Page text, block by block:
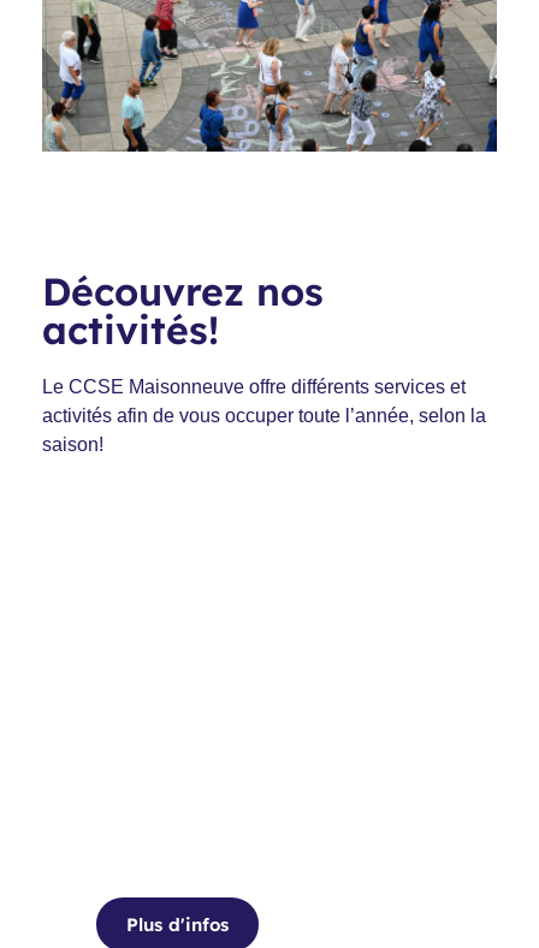
Découvrez nos
activités!
Le CCSE Maisonneuve offre différents services et
activités afin de vous occuper toute l’année, selon la
saison!
Plus d'infos